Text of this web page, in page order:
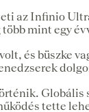
az Infinio
mint egy
és büszke
tette